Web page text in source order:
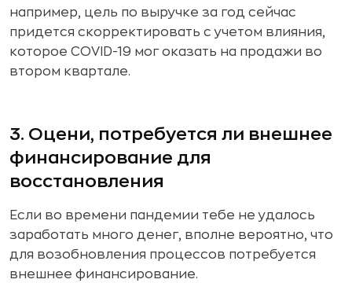
например, цель по выручке за год сейчас
придется скорректировать с учетом влияния,
которое COVID-19 мог оказать на продажи во
втором квартале.
3. Оцени, потребуется ли внешнее
финансирование для
восстановления
Если во времени пандемии тебе не удалось
заработать много денег, вполне вероятно, что
для возобновления процессов потребуется
внешнее финансирование.